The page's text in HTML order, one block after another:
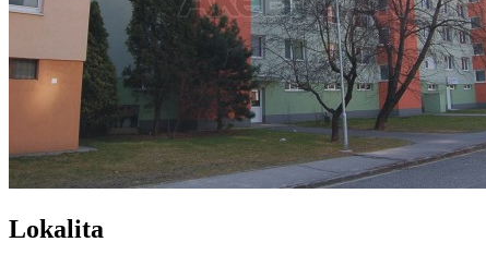
Lokalita